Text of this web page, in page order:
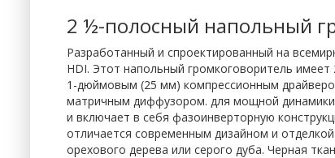
2 ½-полосный напольный
Разработанный и спроектированный на
HDI. Этот напольный громкоговоритель
1-дюймовым (25 мм) компрессионным
матричным диффузором. для мощной динамики
и включает в себя фазоинверторную
отличается современным дизайном и
орехового дерева или серого дуба. Черная